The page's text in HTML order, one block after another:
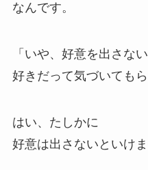
なんです。
「いや、好意を出さな
好きだって気づいても
はい、たしかに
好意は出さないといけま